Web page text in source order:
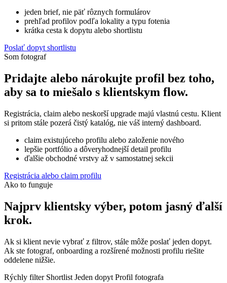
jeden brief, nie päť rôznych formulárov
prehľad profilov podľa lokality a typu fotenia
krátka cesta k dopytu alebo shortlistu
Poslať dopyt shortlistu
Som fotograf
Pridajte alebo nárokujte profil bez toho,
aby sa to miešalo s klientskym flow.
Registrácia, claim alebo neskorší upgrade majú vlastnú cestu. Klient
si pritom stále pozerá čistý katalóg, nie váš interný dashboard.
claim existujúceho profilu alebo založenie nového
lepšie portfólio a dôveryhodnejší detail profilu
ďalšie obchodné vrstvy až v samostatnej sekcii
Registrácia alebo claim profilu
Ako to funguje
Najprv klientsky výber, potom jasný ďalší
krok.
Ak si klient nevie vybrať z filtrov, stále môže poslať jeden dopyt.
Ak ste fotograf, onboarding a rozšírené možnosti profilu riešite
oddelene nižšie.
Rýchly filter Shortlist Jeden dopyt Profil fotografa